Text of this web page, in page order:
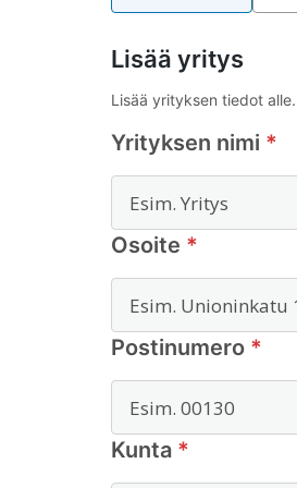
Lisää yritys
Lisää yrityksen tiedot alle.
Yrityksen nimi *
Osoite *
Postinumero *
Kunta *